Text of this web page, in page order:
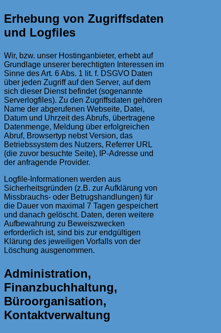
Erhebung von Zugriffsdaten
und Logfiles
Wir, bzw. unser Hostinganbieter, erhebt auf
Grundlage unserer berechtigten Interessen im
Sinne des Art. 6 Abs. 1 lit. f. DSGVO Daten
über jeden Zugriff auf den Server, auf dem
sich dieser Dienst befindet (sogenannte
Serverlogfiles). Zu den Zugriffsdaten gehören
Name der abgerufenen Webseite, Datei,
Datum und Uhrzeit des Abrufs, übertragene
Datenmenge, Meldung über erfolgreichen
Abruf, Browsertyp nebst Version, das
Betriebssystem des Nutzers, Referrer URL
(die zuvor besuchte Seite), IP-Adresse und
der anfragende Provider.
Logfile-Informationen werden aus
Sicherheitsgründen (z.B. zur Aufklärung von
Missbrauchs- oder Betrugshandlungen) für
die Dauer von maximal 7 Tagen gespeichert
und danach gelöscht. Daten, deren weitere
Aufbewahrung zu Beweiszwecken
erforderlich ist, sind bis zur endgültigen
Klärung des jeweiligen Vorfalls von der
Löschung ausgenommen.
Administration,
Finanzbuchhaltung,
Büroorganisation,
Kontaktverwaltung